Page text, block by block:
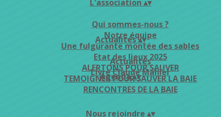
L'association ▴▾
Qui sommes-nous ?
Notre équipe
Une fulgurante montée des sables
Etat des lieux 2025
ALERTONS POUR SAUVER
TEMOIGNER POUR SAUVER LA BAIE
RENCONTRES DE LA BAIE
Actualités▴▾
Actualités
Livre Claude Mahler
Agenda▴▾
Nous rejoindre ▴▾